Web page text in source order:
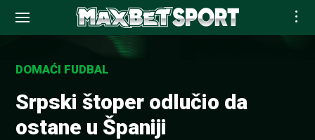
contentDOMAĆI FUDBAL
Srpski štoper odlučio da
ostane u Španiji